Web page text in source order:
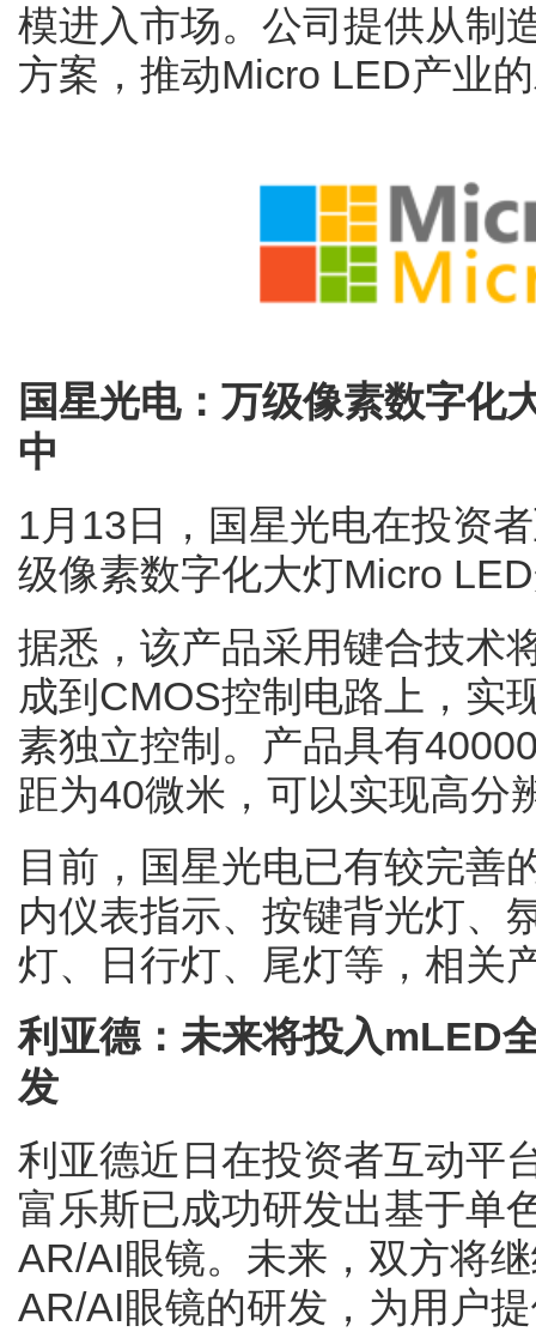
模进入市场。公司提供从制
方案，推动Micro LED产业
国星光电：万级像素数字化
中
1月13日，国星光电在投资
级像素数字化大灯Micro
据悉，该产品采用键合技术
成到CMOS控制电路上，实
素独立控制。产品具有
距为40微米，可以实现高分
目前，国星光电已有较完善
内仪表指示、按键背光灯、
灯、日行灯、尾灯等，相关
利亚德：未来将投入mLED
发
利亚德近日在投资者互动平
富乐斯已成功研发出基于单
AR/AI眼镜。未来，双方将
AR/AI眼镜的研发，为用户